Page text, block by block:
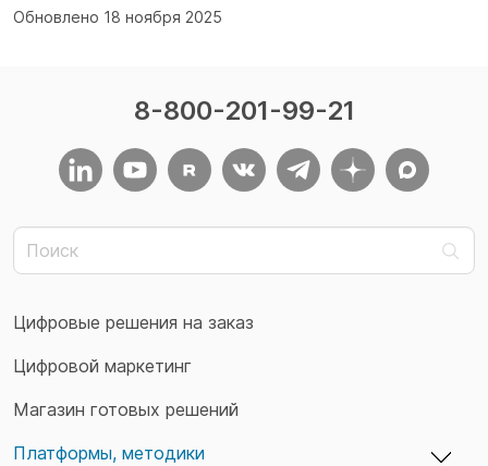
Обновлено 18 ноября 2025
8-800-201-99-21
Цифровые решения на заказ
Цифровой маркетинг
Магазин готовых решений
Платформы, методики